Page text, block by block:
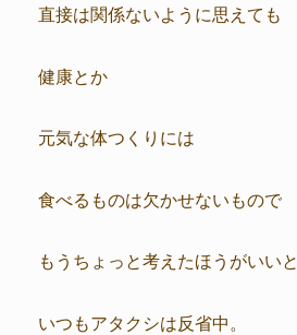
直接は関係ないように思えても
健康とか
元気な体つくりには
食べるものは欠かせないもので
もうちょっと考えたほうがいいと
いつもアタクシは反省中。